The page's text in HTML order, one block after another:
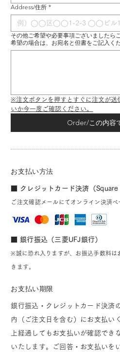
Address/住所 *
その他ご希望や必要事項ございましたら
希望の場合は、お宛名と但書をご記入くだ
※注文ボタンを押すとすぐに注文が送
いか今一度ご確認ください。
Order/この内容
お支払い方法
■ クレジットカード決済（Square
ご注文確認メールにてオンライン決済ペ
■ 銀行振込（三菱UFJ銀行）
※誠に恐れ入りますが、お振込手数料は
きます。
お支払い期限
銀行振込・クレジットカード決済
内（ご注文日を含む）にお支払い
上経過してもお支払いが確認でき
いたします。ご回答・お支払いを